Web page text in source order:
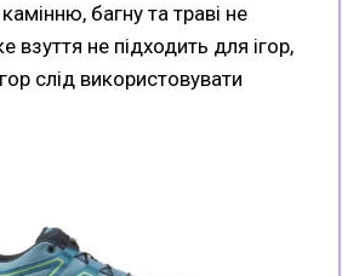
багну та траві не
взуття не підходить для ігор,
слід використовувати